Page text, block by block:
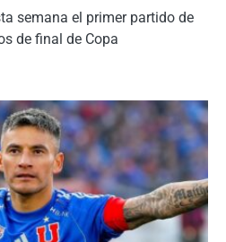
semana el primer partido de
de final de Copa